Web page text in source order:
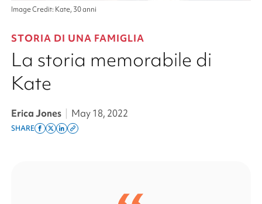
Image Credit: Kate, 30 anni
STORIA DI UNA FAMIGLIA
La storia memorabile di
Kate
Erica Jones May 18, 2022
SHARE
Share
Share
ShareCopy